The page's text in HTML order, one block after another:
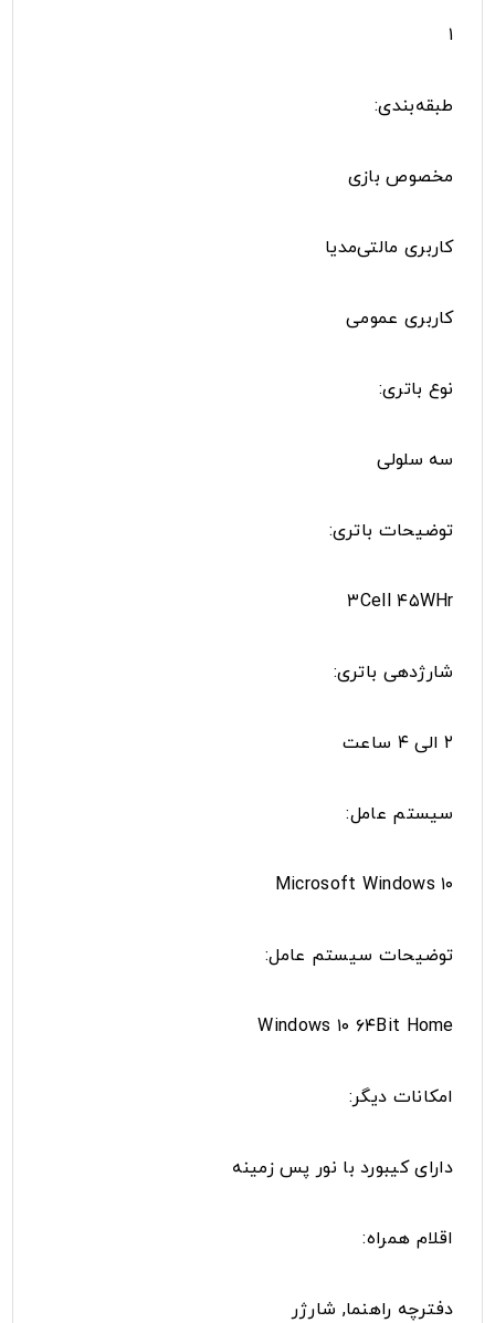
۱
طبقه‌بندی:
مخصوص بازی
کاربری مالتی‌مدیا
کاربری عمومی
نوع باتری:
سه سلولی
توضیحات باتری:
۳Cell ۴۵WHr
شارژدهی باتری:
۲ الی ۴ ساعت
سیستم عامل:
Microsoft Windows ۱۰
توضیحات سیستم عامل:
Windows ۱۰ ۶۴Bit Home
امکانات دیگر:
دارای کیبورد با نور پس زمینه
اقلام همراه:
دفترچه راهنما, شارژر